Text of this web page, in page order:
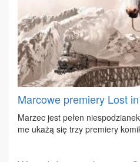
Marcowe premiery Lost
Ma­rzec jest pe­łen
me uka­żą się trzy pre­mie­ry